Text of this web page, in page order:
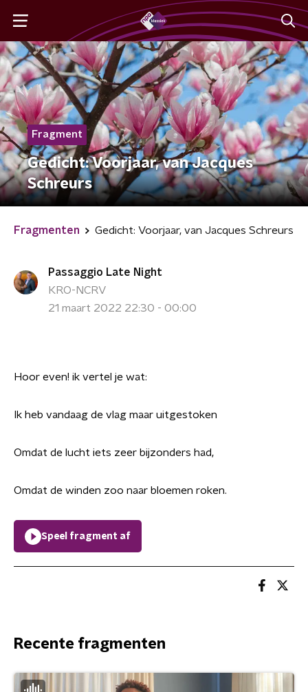
Fragment
Gedicht: Voorjaar, van Jacques
Schreurs
Fragmenten Gedicht: Voorjaar, van Jacques Schreurs
Passaggio Late Night
KRO-NCRV
21 maart 2022 22:30 - 00:00
Hoor even! ik vertel je wat:
Ik heb vandaag de vlag maar uitgestoken
Omdat de lucht iets zeer bijzonders had,
Omdat de winden zoo naar bloemen roken.
Speel fragment af
Recente fragmenten